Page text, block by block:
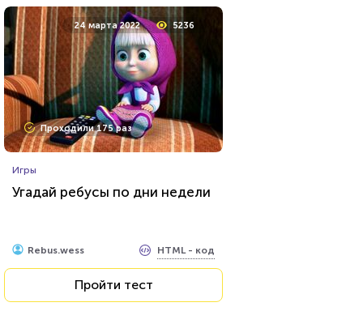
24 марта 2022 5236
Проходили 175 раз
Игры
Угадай ребусы по дни недели
Rebus.wess HTML - код
Пройти тест